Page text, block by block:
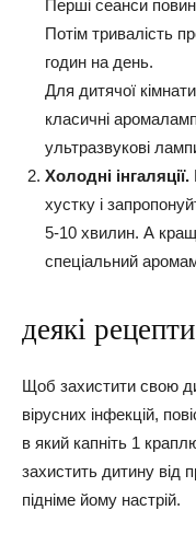
Перші сеанси
Потім тривалість
годин на день.
Для дитячої
класичні
ультразвукові
Холодні інгаляції.
хустку і
5-10 хвилин. А
спеціальний
деякі рецепти
Щоб захистити свою
вірусних інфекцій,
в який капніть 1
захистить дитину від
підніме йому настрій.